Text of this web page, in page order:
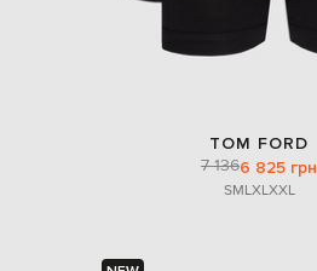
TOM FORD
7 1366 825 грн
SMLXLXXL